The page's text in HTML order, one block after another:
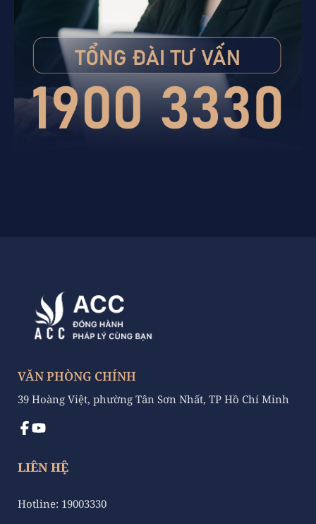
VĂN PHÒNG CHÍNH
39 Hoàng Việt, phường Tân Sơn Nhất, TP Hồ Chí Minh
LIÊN HỆ
Hotline: 19003330